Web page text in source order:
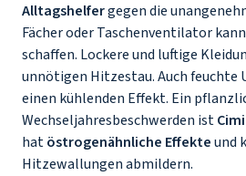
Alltagshelfergegen die
Fächer oder Taschenventilator
schaffen. Lockere und luftige
unnötigen Hitzestau. Auch feuchte
einen kühlenden Effekt. Ein
Wechseljahresbeschwerden ist
hatöstrogenähnliche Effekteund
Hitzewallungen abmildern.